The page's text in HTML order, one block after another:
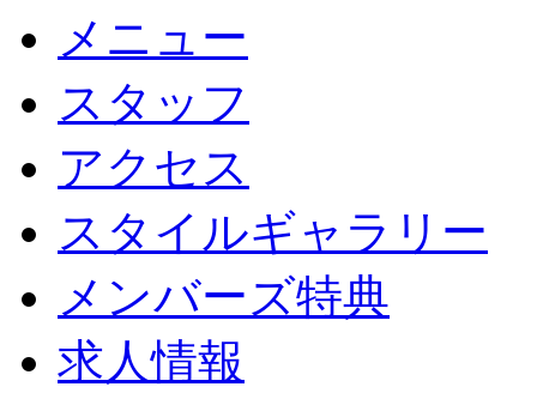
メニュー
スタッフ
アクセス
スタイルギャラリー
メンバーズ特典
求人情報